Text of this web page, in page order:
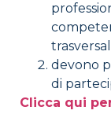
devono
di
Clicca qui